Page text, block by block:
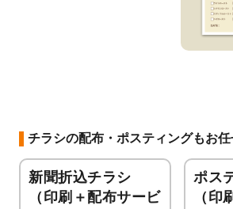
チラシの配布・ポスティングもお
新聞折込チラシ
（印刷＋配布サービ
ポス
（印